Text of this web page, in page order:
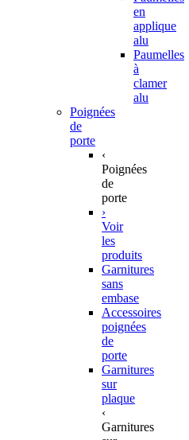
en
applique
alu
Paumelles
à
clamer
alu
Poignées
de
porte
‹
Poignées
de
porte
›
Voir
les
produits
Garnitures
sans
embase
Accessoires
poignées
de
porte
Garnitures
sur
plaque
‹
Garnitures